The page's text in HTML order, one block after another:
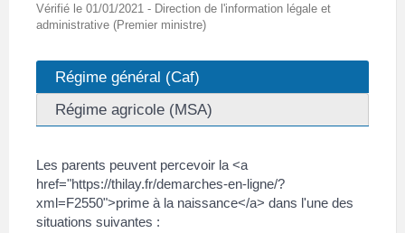
Vérifié le 01/01/2021 - Direction de l'information légale et
administrative (Premier ministre)
Régime général (Caf)
Régime agricole (MSA)
Les parents peuvent percevoir la <a
href="https://thilay.fr/demarches-en-ligne/?
xml=F2550">prime à la naissance</a> dans l'une des
situations suivantes :